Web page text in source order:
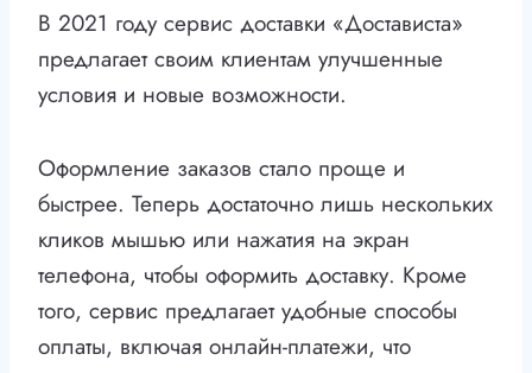
В 2021 году сервис доставки «Достависта»
предлагает своим клиентам улучшенные
условия и новые возможности.
Оформление заказов стало проще и
быстрее. Теперь достаточно лишь нескольких
кликов мышью или нажатия на экран
телефона, чтобы оформить доставку. Кроме
того, сервис предлагает удобные способы
оплаты, включая онлайн-платежи, что